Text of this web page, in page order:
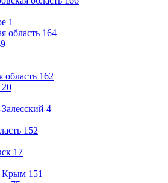
1
область 164
область 162
4
152
17
Крым 151